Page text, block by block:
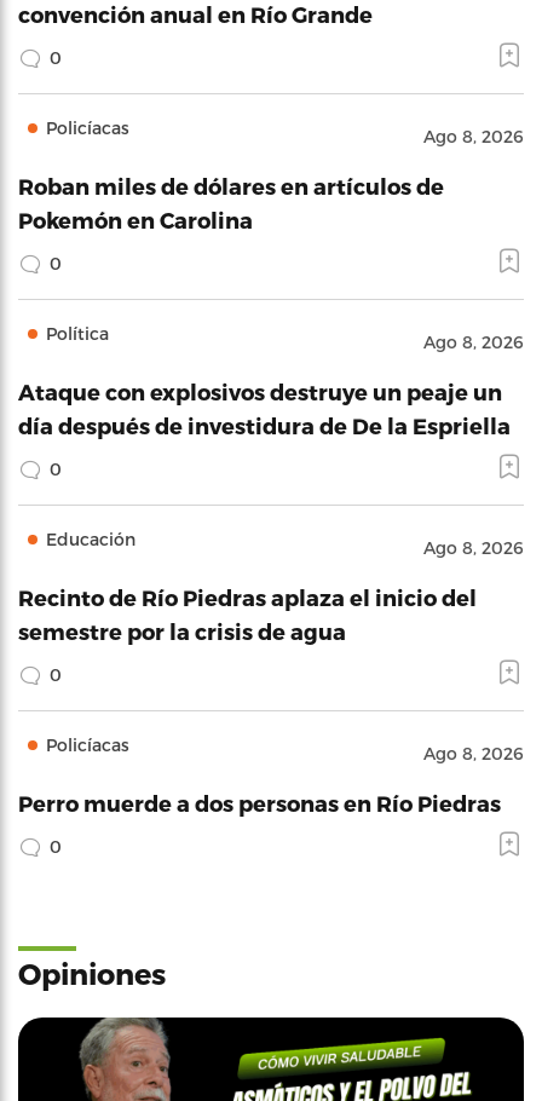
convención anual en Río Grande
0
Policíacas Ago 8, 2026
Roban miles de dólares en artículos de
Pokemón en Carolina
0
Política Ago 8, 2026
Ataque con explosivos destruye un peaje un
día después de investidura de De la Espriella
0
Educación Ago 8, 2026
Recinto de Río Piedras aplaza el inicio del
semestre por la crisis de agua
0
Policíacas Ago 8, 2026
Perro muerde a dos personas en Río Piedras
0
Opiniones